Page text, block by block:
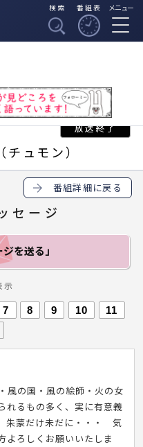
検索 番組表 メニュー
チュモン）
番組詳細に戻る
セージ
ジを送る」
示
7 8 9 10
11
の国・風の絵師・火の女
れるもの多く、実に有意義
朱蒙だけ未だに・・・ 気
ろしくお願いいたしま